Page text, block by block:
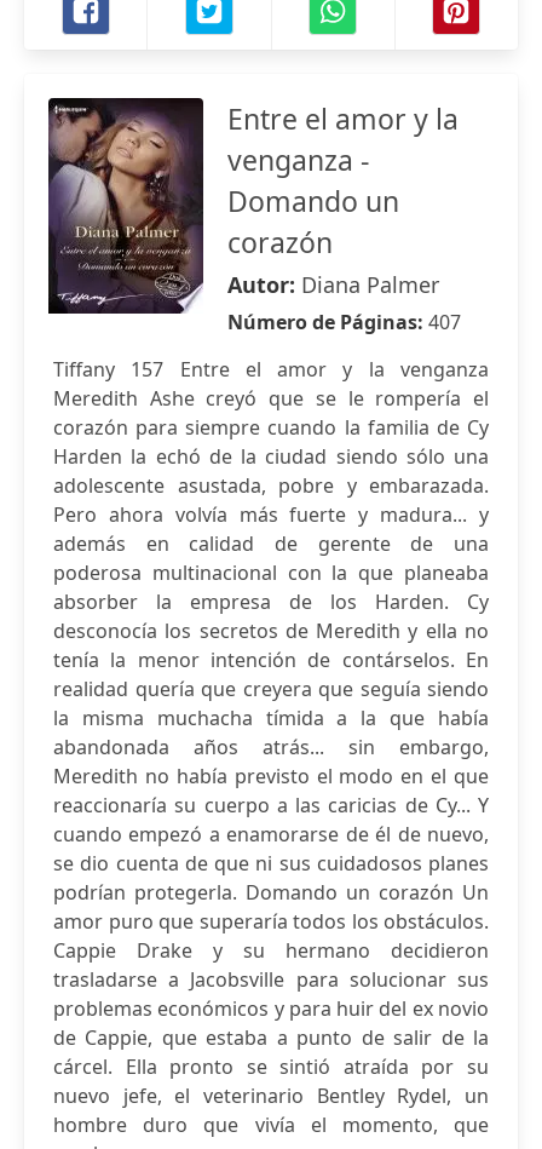
Entre el amor y la
venganza -
Domando un
corazón
Autor: Diana Palmer
Número de Páginas: 407
Tiffany 157 Entre el amor y la venganza
Meredith Ashe creyó que se le rompería el
corazón para siempre cuando la familia de Cy
Harden la echó de la ciudad siendo sólo una
adolescente asustada, pobre y embarazada.
Pero ahora volvía más fuerte y madura... y
además en calidad de gerente de una
poderosa multinacional con la que planeaba
absorber la empresa de los Harden. Cy
desconocía los secretos de Meredith y ella no
tenía la menor intención de contárselos. En
realidad quería que creyera que seguía siendo
la misma muchacha tímida a la que había
abandonada años atrás... sin embargo,
Meredith no había previsto el modo en el que
reaccionaría su cuerpo a las caricias de Cy... Y
cuando empezó a enamorarse de él de nuevo,
se dio cuenta de que ni sus cuidadosos planes
podrían protegerla. Domando un corazón Un
amor puro que superaría todos los obstáculos.
Cappie Drake y su hermano decidieron
trasladarse a Jacobsville para solucionar sus
problemas económicos y para huir del ex novio
de Cappie, que estaba a punto de salir de la
cárcel. Ella pronto se sintió atraída por su
nuevo jefe, el veterinario Bentley Rydel, un
hombre duro que vivía el momento, que